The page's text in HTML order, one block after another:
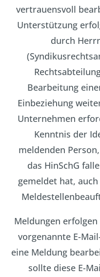
vertrauensvoll
Unterstützung
durch
Bearbeitung
Einbeziehung
Unternehmen
Kenntnis der
meldenden
das HinSchG
gemeldet hat,
Meldungen
vorgenannte E-
eine Meldung
sollte diese E-